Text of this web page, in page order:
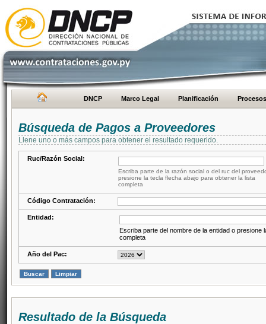
DNCP Marco Legal Planificación Procesos
Búsqueda de Pagos a Proveedores
Llene uno o más campos para obtener el resultado requerido.
Ruc/Razón Social:
Escriba parte de la razón social o del ruc del
presione la tecla flecha abajo para obtener la lista
completa
Código Contratación:
Entidad:
Escriba parte del nombre de la entidad o presione
completa
Año del Pac:
Resultado de la Búsqueda